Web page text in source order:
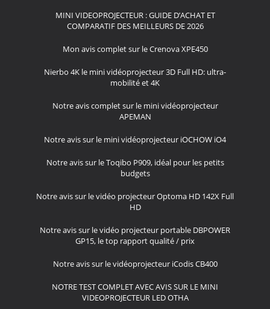
MINI VIDEOPROJECTEUR : GUIDE D’ACHAT ET
COMPARATIF DES MEILLEURS DE 2026
Mon avis complet sur le Crenova XPE450
Nierbo 4K le mini vidéoprojecteur 3D Full HD: ultra-
mobilité et 4K
Notre avis complet sur le mini vidéoprojecteur
APEMAN
Notre avis sur le mini vidéoprojecteur iOCHOW iO4
Notre avis sur le Toqibo P909, idéal pour les petits
budgets
Notre avis sur le vidéo projecteur Optoma HD 142X Full
HD
Notre avis sur le vidéo projecteur portable DBPOWER
GP15, le top rapport qualité / prix
Notre avis sur le vidéoprojecteur iCodis CB400
NOTRE TEST COMPLET AVEC AVIS SUR LE MINI
VIDEOPROJECTEUR LED OTHA